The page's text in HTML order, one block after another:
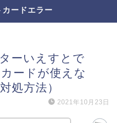
ードエラー
ーいえすとで
ードが使えな
処方法）
2021年10月23日